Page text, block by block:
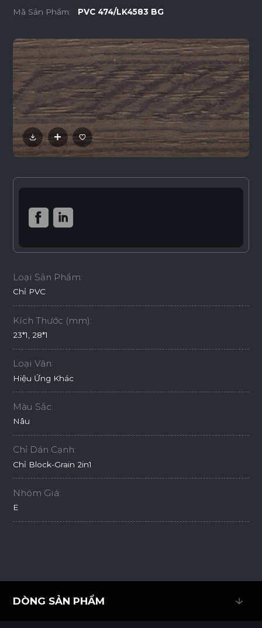
Mã Sản Phẩm: PVC 474/LK4583 BG
Loại Sản Phẩm:
Chỉ PVC
Kích Thước (mm):
23*1, 28*1
Loại Vân:
Hiệu Ứng Khác
Màu Sắc:
Nâu
Chỉ Dán Cạnh:
Chỉ Block-Grain 2in1
Nhóm Giá:
E
DÒNG SẢN PHẨM